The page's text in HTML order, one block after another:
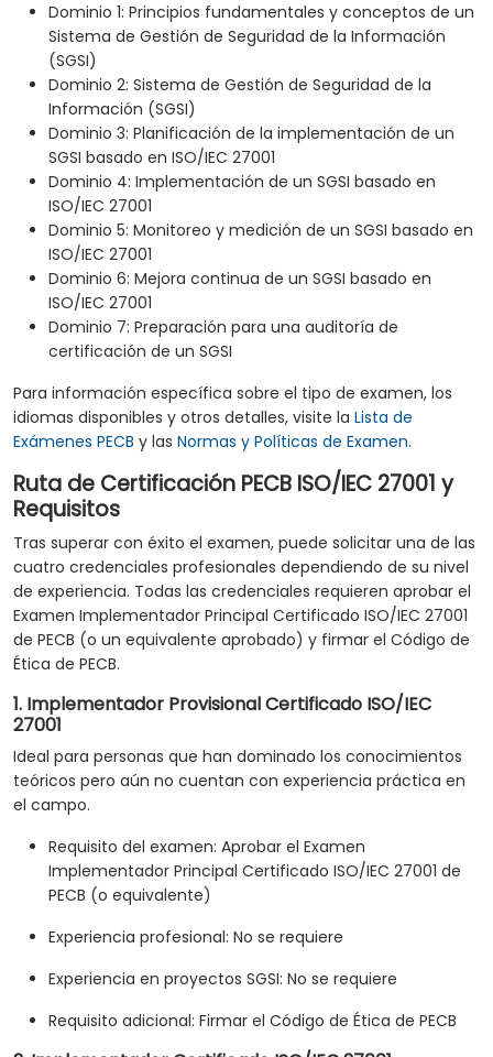
Dominio 1: Principios fundamentales y conceptos de un
Sistema de Gestión de Seguridad de la Información
(SGSI)
Dominio 2: Sistema de Gestión de Seguridad de la
Información (SGSI)
Dominio 3: Planificación de la implementación de un
SGSI basado en ISO/IEC 27001
Dominio 4: Implementación de un SGSI basado en
ISO/IEC 27001
Dominio 5: Monitoreo y medición de un SGSI basado en
ISO/IEC 27001
Dominio 6: Mejora continua de un SGSI basado en
ISO/IEC 27001
Dominio 7: Preparación para una auditoría de
certificación de un SGSI
Para información específica sobre el tipo de examen, los
idiomas disponibles y otros detalles, visite la Lista de
Exámenes PECB y las Normas y Políticas de Examen.
Ruta de Certificación PECB ISO/IEC 27001 y
Requisitos
Tras superar con éxito el examen, puede solicitar una de las
cuatro credenciales profesionales dependiendo de su nivel
de experiencia. Todas las credenciales requieren aprobar el
Examen Implementador Principal Certificado ISO/IEC 27001
de PECB (o un equivalente aprobado) y firmar el Código de
Ética de PECB.
1. Implementador Provisional Certificado ISO/IEC
27001
Ideal para personas que han dominado los conocimientos
teóricos pero aún no cuentan con experiencia práctica en
el campo.
Requisito del examen: Aprobar el Examen
Implementador Principal Certificado ISO/IEC 27001 de
PECB (o equivalente)
Experiencia profesional: No se requiere
Experiencia en proyectos SGSI: No se requiere
Requisito adicional: Firmar el Código de Ética de PECB